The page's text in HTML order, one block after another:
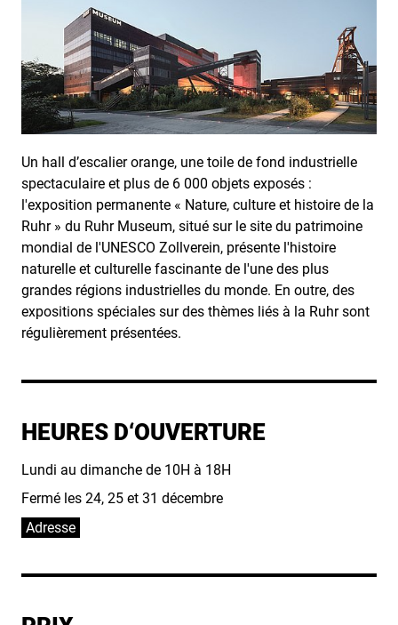
Un hall d’escalier orange, une toile de fond industrielle
spectaculaire et plus de 6 000 objets exposés :
l'exposition permanente « Nature, culture et histoire de la
Ruhr » du Ruhr Museum, situé sur le site du patrimoine
mondial de l'UNESCO Zollverein, présente l'histoire
naturelle et culturelle fascinante de l'une des plus
grandes régions industrielles du monde. En outre, des
expositions spéciales sur des thèmes liés à la Ruhr sont
régulièrement présentées.
HEURES D‘OUVERTURE
Lundi au dimanche de 10H à 18H
Fermé les 24, 25 et 31 décembre
Adresse